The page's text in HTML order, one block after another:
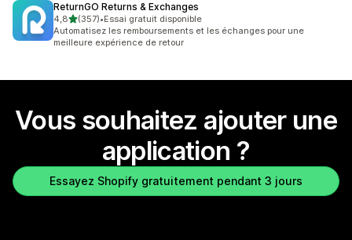
ReturnGO Returns & Exchanges
4,8étoile(s) sur 5
(357)
357 avis au total
•Essai gratuit disponible
Automatisez les remboursements et les échanges pour une
meilleure expérience de retour
Vous souhaitez ajouter une
application ?
Essayez Shopify gratuitement pendant 3 jours